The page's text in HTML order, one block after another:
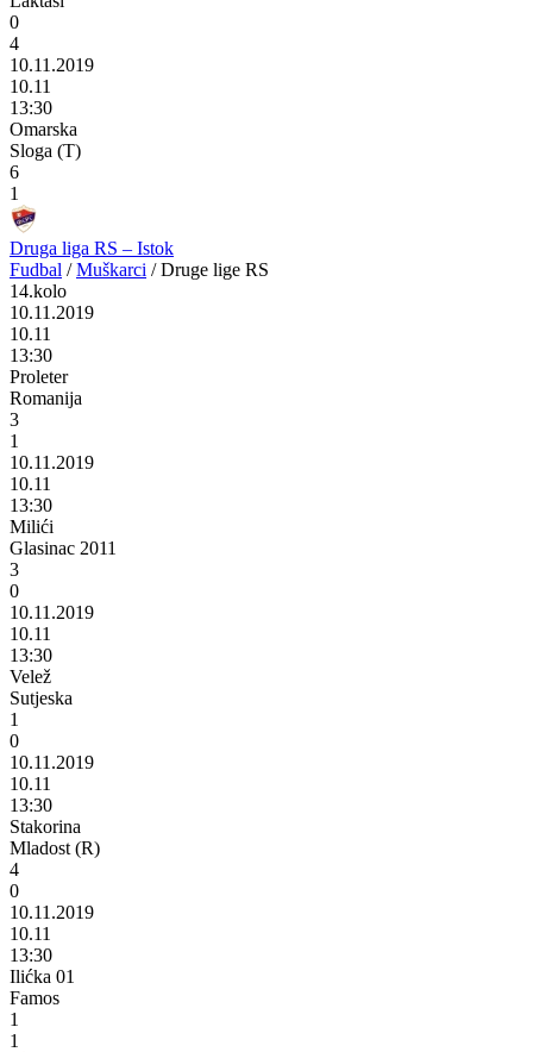
0
4
10.11.2019
10.11
13:30
Omarska
Sloga (T)
6
1
Druga liga RS – Istok
Fudbal / Muškarci / Druge lige RS
14.kolo
10.11.2019
10.11
13:30
Proleter
Romanija
3
1
10.11.2019
10.11
13:30
Milići
Glasinac 2011
3
0
10.11.2019
10.11
13:30
Velež
Sutjeska
1
0
10.11.2019
10.11
13:30
Stakorina
Mladost (R)
4
0
10.11.2019
10.11
13:30
Ilićka 01
Famos
1
1